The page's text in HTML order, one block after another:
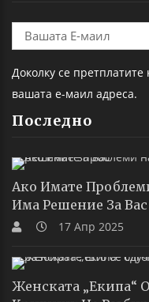
Доколку се
вашата е-маил адреса.
Последно
Ако Имате
Има Решение За Вас
17 Апр 2025
Женската „екипа“